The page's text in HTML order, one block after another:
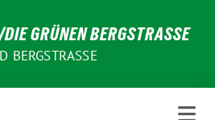
GRÜNEN BERGSTRASSE
BERGSTRASSE